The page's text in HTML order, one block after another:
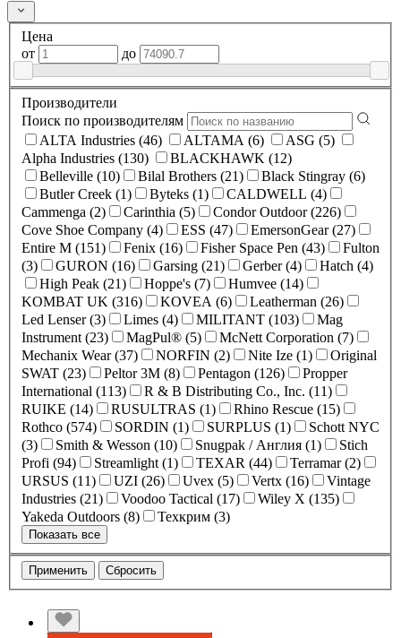
Цена
от
до
Производители
Поиск по производителям
ALTA Industries (46)
ALTAMA (6)
ASG (5)
Alpha Industries (130)
BLACKHAWK (12)
Belleville (10)
Bilal Brothers (21)
Black Stingray (6)
Butler Creek (1)
Byteks (1)
CALDWELL (4)
Cammenga (2)
Carinthia (5)
Condor Outdoor (226)
Cove Shoe Company (4)
ESS (47)
EmersonGear (27)
Entire M (151)
Fenix (16) Fisher Space Pen (43)
Fulton
(3)
GURON (16) Garsing (21) Gerber (4)
Hatch (4)
High Peak (21)
Hoppe's (7)
Humvee (14)
KOMBAT UK (316)
KOVEA (6)
Leatherman (26)
Led Lenser (3)
Limes (4) MILITANT (103)
Mag
Instrument (23)
MagPul® (5)
McNett Corporation (7)
Mechanix Wear (37)
NORFIN (2) Nite Ize (1)
Original
SWAT (23)
Peltor 3M (8) Pentagon (126)
Propper
International (113)
R & B Distributing Co., Inc. (11)
RUIKE (14)
RUSULTRAS (1)
Rhino Rescue (15)
Rothco (574)
SORDIN (1) SURPLUS (1)
Schott NYC
(3)
Smith & Wesson (10) Snugpak / Англия (1)
Stich
Profi (94)
Streamlight (1) TEXAR (44)
Terramar (2)
URSUS (11)
UZI (26) Uvex (5) Vertx (16)
Vintage
Industries (21)
Voodoo Tactical (17)
Wiley X (135)
Yakeda Outdoors (8)
Техкрим (3)
Показать все
Применить Сбросить